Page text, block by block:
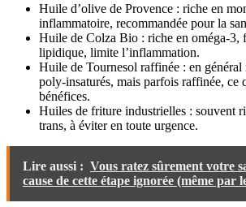
Huile d’olive de Provence : riche en
inflammatoire, recommandée pour la
Huile de Colza Bio : riche en oméga-3,
lipidique, limite l’inflammation.
Huile de Tournesol raffinée : en général
poly-insaturés, mais parfois raffinée, ce
bénéfices.
Huiles de friture industrielles : souvent
trans, à éviter en toute urgence.
Lire aussi : Vous ratez sûrement votre
cause de cette étape ignorée (même par